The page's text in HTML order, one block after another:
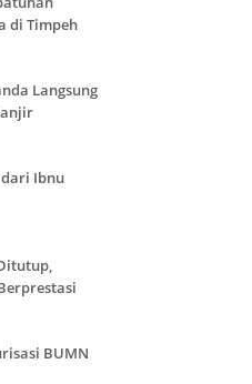
di Timpeh
Langsung
Ibnu
BUMN